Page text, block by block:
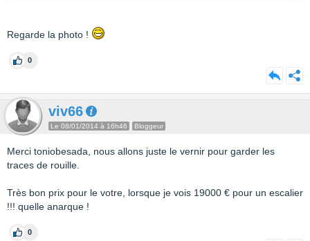
Regarde la photo !
0
viv66
Le 08/01/2014 à 16h46 Bloggeur
Merci toniobesada, nous allons juste le vernir pour garder les
traces de rouille.
Très bon prix pour le votre, lorsque je vois 19000 € pour un escalier
!!! quelle anarque !
0